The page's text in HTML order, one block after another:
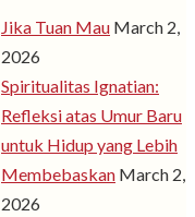
Jika Tuan Mau March 2,
2026
Spiritualitas Ignatian:
Refleksi atas Umur Baru
untuk Hidup yang Lebih
Membebaskan March 2,
2026